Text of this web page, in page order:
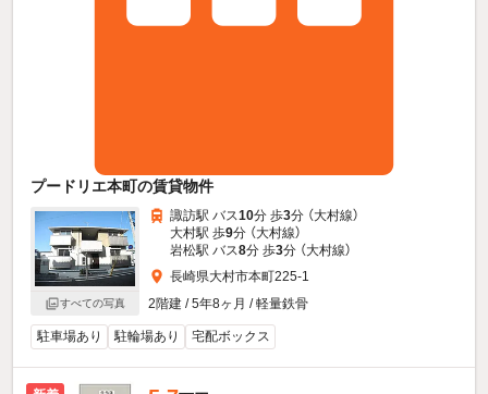
プードリエ本町の賃貸物件
すべての写真
諏訪駅 バス10分 歩3分 （大村線）
大村駅 歩9分 （大村線）
岩松駅 バス8分 歩3分 （大村線）
長崎県大村市本町225-1
2階建 / 5年8ヶ月 / 軽量鉄骨
駐車場あり 駐輪場あり 宅配ボックス